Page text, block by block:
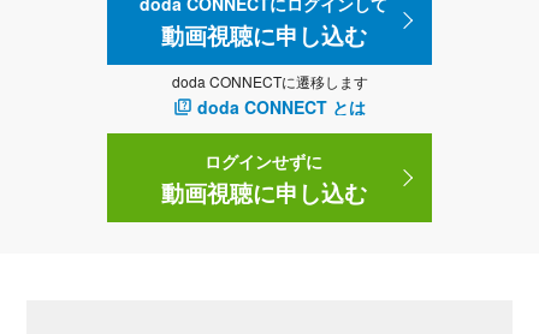
動画視聴に申し込む
doda CONNECTに遷移します
doda CONNECT とは
ログインせずに
動画視聴に申し込む